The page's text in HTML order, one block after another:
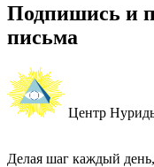
Подпишись и
письма
Центр
Делая шаг каждый